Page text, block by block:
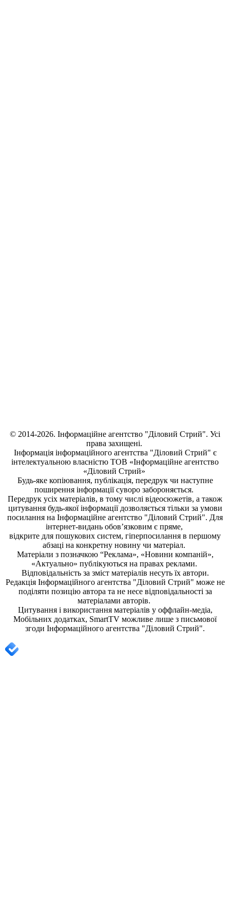
© 2014-2026. Інформаційне агентство "Діловий Стрий". Усі
права захищені.
Інформація інформаційного агентства "Діловий Стрий" є
інтелектуальною власністю ТОВ «Інформаційне агентство
«Діловий Стрий»
Будь-яке копiювання, публiкацiя, передрук чи наступне
поширення iнформацiї суворо забороняється.
Передрук усіх матеріалів, в тому числі відеосюжетів, а також
цитування будь-якої інформації дозволяється тільки за умови
посилання на Інформаційне агентство "Діловий Стрий". Для
інтернет-видань обов’язковим є пряме,
відкрите для пошукових систем, гіперпосилання в першому
абзаці на конкретну новину чи матеріал.
Матеріали з позначкою “Реклама», «Новини компаній»,
«Актуально» публікуються на правах реклами.
Відповідальність за зміст матеріалів несуть їх автори.
Редакція Інформаційного агентства "Діловий Стрий" може не
поділяти позицію автора та не несе відповідальності за
матеріалами авторів.
Цитування і використання матеріалів у оффлайн-медіа,
Мобільних додатках, SmartTV можливе лише з письмової
згоди Інформаційного агентства "Діловий Стрий".